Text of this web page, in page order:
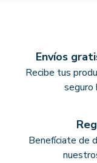
Envíos
Recibe tus
seguro
Benefíciate de